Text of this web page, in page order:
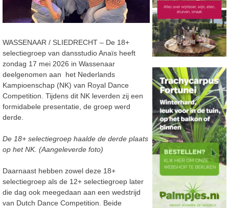
WASSENAAR / SLIEDRECHT – De 18+
selectiegroep van dansstudio Anaïs heeft
zondag 17 mei 2026 in Wassenaar
deelgenomen aan het Nederlands
Kampioenschap (NK) van Royal Dance
Competition. Tijdens dit NK leverden zij een
formidabele presentatie, de groep werd
derde.
De 18+ selectiegroep haalde de derde plaats
op het NK. (Aangeleverde foto)
Daarnaast hebben zowel deze 18+
selectiegroep als de 12+ selectiegroep later
die dag ook meegedaan aan een wedstrijd
van Dutch Dance Competition. Beide